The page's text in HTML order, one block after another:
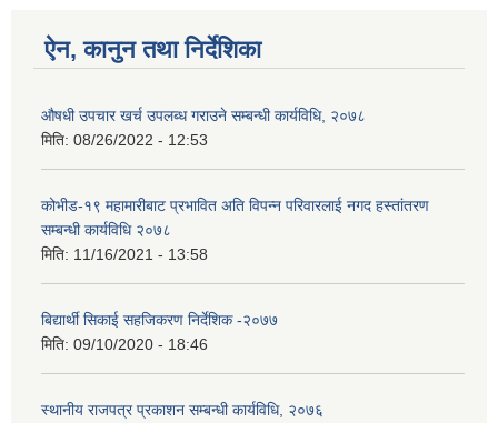
ऐन, कानुन तथा निर्देशिका
औषधी उपचार खर्च उपलब्ध गराउने सम्बन्धी कार्यविधि, २०७८
मिति: 08/26/2022 - 12:53
कोभीड-१९ महामारीबाट प्रभावित अति विपन्न परिवारलाई नगद हस्तांतरण
सम्बन्धी कार्यविधि २०७८
मिति: 11/16/2021 - 13:58
बिद्यार्थी सिकाई सहजिकरण निर्देशिक -२०७७
मिति: 09/10/2020 - 18:46
स्थानीय राजपत्र प्रकाशन सम्बन्धी कार्यविधि, २०७६